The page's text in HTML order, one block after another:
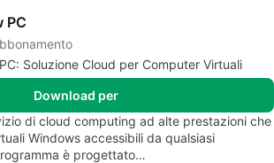
PC
Soluzione Cloud per Computer Virtuali
Download per
di cloud computing ad alte prestazioni che
Windows accessibili da qualsiasi
è progettato…